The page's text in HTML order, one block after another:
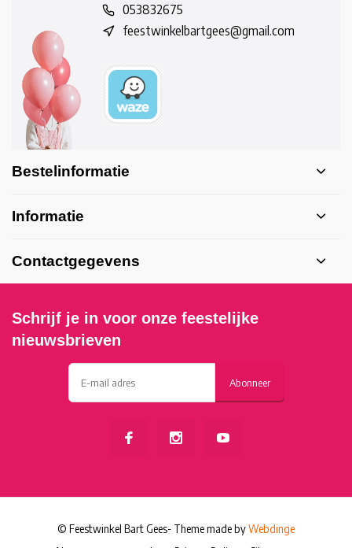
053832675
feestwinkelbartgees@gmail.com
Bestelinformatie
Informatie
Contactgegevens
Schrijf je in voor onze feestelijke
nieuwsbrieven
Abonneer
© Feestwinkel Bart Gees- Theme made byWebdinge